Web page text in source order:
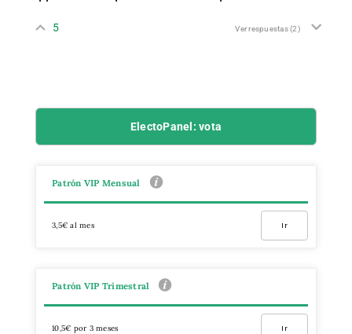
5 Ver respuestas(2)
ElectoPanel: vota
Patrón VIP Mensual
3,5€ al mes Ir
Patrón VIP Trimestral
10,5€ por 3 meses Ir